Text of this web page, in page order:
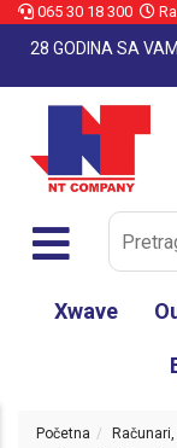
065 30 18 300
28 GODINA SA
Xwave
Početna